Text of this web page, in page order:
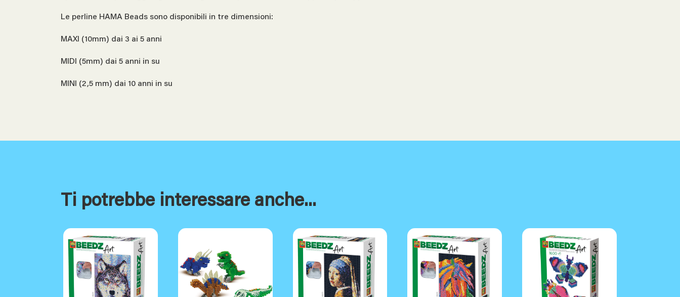
Le perline HAMA Beads sono disponibili in tre dimensioni:
MAXI (10mm) dai 3 ai 5 anni
MIDI (5mm) dai 5 anni in su
MINI (2,5 mm) dai 10 anni in su
Ti potrebbe interessare anche...